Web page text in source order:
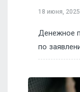
18 июня, 2025
Денежное
по